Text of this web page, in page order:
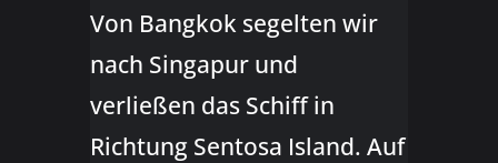
Von Bangkok segelten wir
nach Singapur und
verließen das Schiff in
Richtung Sentosa Island. Auf